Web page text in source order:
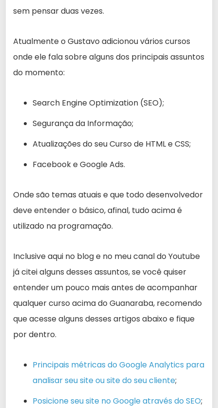
sem pensar duas vezes.
Atualmente o Gustavo adicionou vários cursos
onde ele fala sobre alguns dos principais assuntos
do momento:
Search Engine Optimization (SEO);
Segurança da Informação;
Atualizações do seu Curso de HTML e CSS;
Facebook e Google Ads.
Onde são temas atuais e que todo desenvolvedor
deve entender o básico, afinal, tudo acima é
utilizado na programação.
Inclusive aqui no blog e no meu canal do Youtube
já citei alguns desses assuntos, se você quiser
entender um pouco mais antes de acompanhar
qualquer curso acima do Guanaraba, recomendo
que acesse alguns desses artigos abaixo e fique
por dentro.
Principais métricas do Google Analytics para
analisar seu site ou site do seu cliente;
Posicione seu site no Google através do SEO;